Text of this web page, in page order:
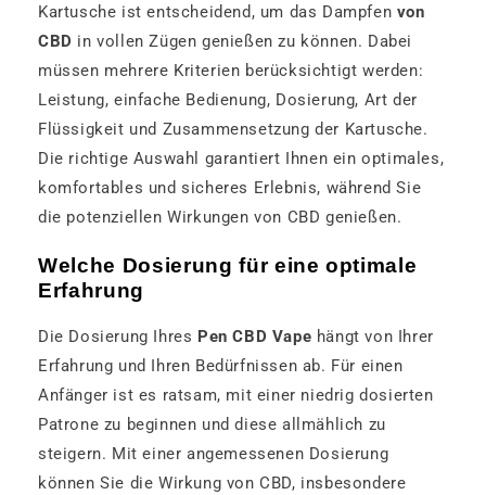
Kartusche ist entscheidend, um das Dampfen von
CBD in vollen Zügen genießen zu können. Dabei
müssen mehrere Kriterien berücksichtigt werden:
Leistung, einfache Bedienung, Dosierung, Art der
Flüssigkeit und Zusammensetzung der Kartusche.
Die richtige Auswahl garantiert Ihnen ein optimales,
komfortables und sicheres Erlebnis, während Sie
die potenziellen Wirkungen von CBD genießen.
Welche Dosierung für eine optimale
Erfahrung
Die Dosierung Ihres Pen CBD Vape hängt von Ihrer
Erfahrung und Ihren Bedürfnissen ab. Für einen
Anfänger ist es ratsam, mit einer niedrig dosierten
Patrone zu beginnen und diese allmählich zu
steigern. Mit einer angemessenen Dosierung
können Sie die Wirkung von CBD, insbesondere